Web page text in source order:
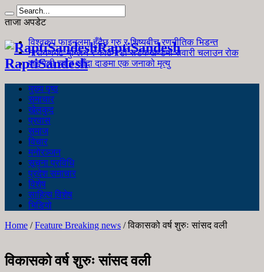
ताजा अपडेट
विश्वकप फाइनलमा हुँदैछ गुरु र शिष्यबीच रणनीतिक भिडन्त
नारायणगढ-मुग्लिन र काठमाडौं सडकखण्डमा सवारी चलाउन रोक
जङ्गली च्याउ खाँदा दाङमा एक जनाको मृत्यु
RaptiSandesh
RaptiSandesh
मुख्य पृष्ठ
समाचार
खेलकुद
प्रवास
समाज
विचार
मनोरञ्जन
सूचना प्रविधि
प्रदेश समाचार
विशेष
साहित्य विशेष
भिडियो
Home /Feature Breaking news /विकासको वर्ष शुरुः सांसद वली
विकासको वर्ष शुरुः सांसद वली